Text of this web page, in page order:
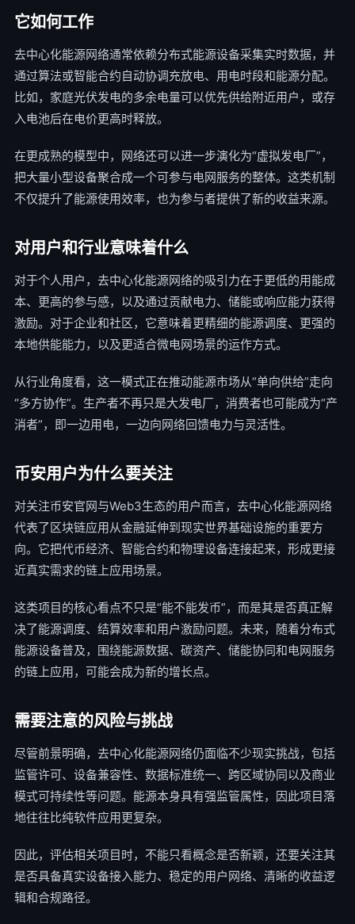
它如何工作
去中心化能源网络通常依赖分布式能源设备采集实时数据，并
通过算法或智能合约自动协调充放电、用电时段和能源分配。
比如，家庭光伏发电的多余电量可以优先供给附近用户，或存
入电池后在电价更高时释放。
在更成熟的模型中，网络还可以进一步演化为“虚拟发电厂”，
把大量小型设备聚合成一个可参与电网服务的整体。这类机制
不仅提升了能源使用效率，也为参与者提供了新的收益来源。
对用户和行业意味着什么
对于个人用户，去中心化能源网络的吸引力在于更低的用能成
本、更高的参与感，以及通过贡献电力、储能或响应能力获得
激励。对于企业和社区，它意味着更精细的能源调度、更强的
本地供能能力，以及更适合微电网场景的运作方式。
从行业角度看，这一模式正在推动能源市场从“单向供给”走向
“多方协作”。生产者不再只是大发电厂，消费者也可能成为“产
消者”，即一边用电，一边向网络回馈电力与灵活性。
币安用户为什么要关注
对关注币安官网与Web3生态的用户而言，去中心化能源网络
代表了区块链应用从金融延伸到现实世界基础设施的重要方
向。它把代币经济、智能合约和物理设备连接起来，形成更接
近真实需求的链上应用场景。
这类项目的核心看点不只是“能不能发币”，而是其是否真正解
决了能源调度、结算效率和用户激励问题。未来，随着分布式
能源设备普及，围绕能源数据、碳资产、储能协同和电网服务
的链上应用，可能会成为新的增长点。
需要注意的风险与挑战
尽管前景明确，去中心化能源网络仍面临不少现实挑战，包括
监管许可、设备兼容性、数据标准统一、跨区域协同以及商业
模式可持续性等问题。能源本身具有强监管属性，因此项目落
地往往比纯软件应用更复杂。
因此，评估相关项目时，不能只看概念是否新颖，还要关注其
是否具备真实设备接入能力、稳定的用户网络、清晰的收益逻
辑和合规路径。